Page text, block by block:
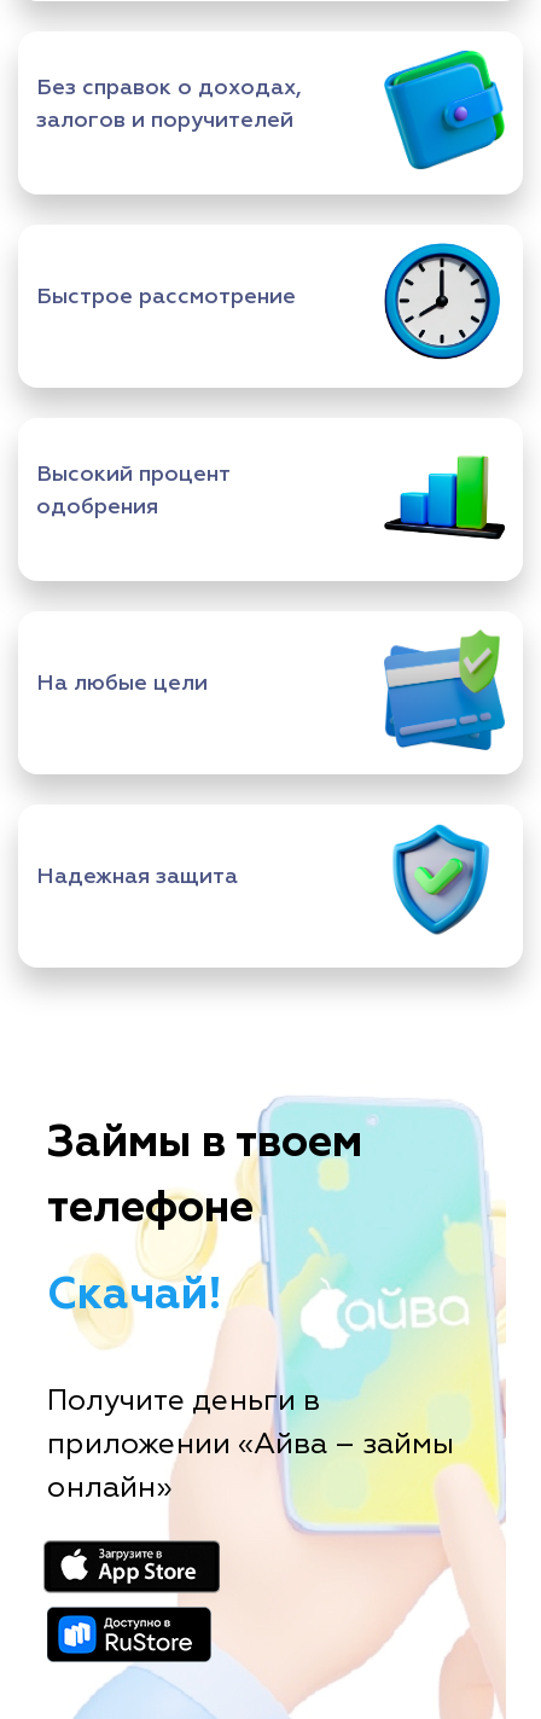
Без справок о доходах,
залогов и поручителей
Быстрое рассмотрение
Высокий процент
одобрения
На любые цели
Надежная защита
Займы в твоем
телефоне
Скачай!
Получите деньги в
приложении «Айва – займы
онлайн»